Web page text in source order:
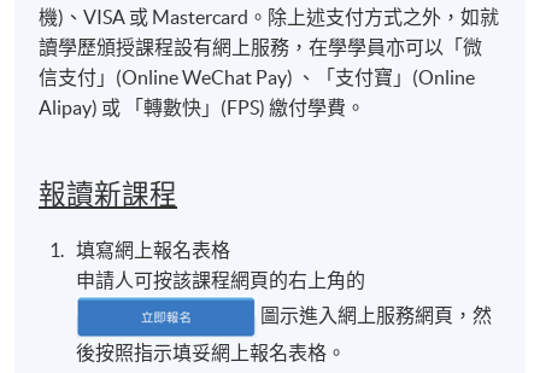
機)、VISA 或 Mastercard。除上述支付方式之外，如就
讀學歷頒授課程設有網上服務，在學學員亦可以「微
信支付」(Online WeChat Pay) 、「支付寶」(Online
Alipay) 或 「轉數快」(FPS) 繳付學費。
報讀新課程
填寫網上報名表格
申請人可按該課程網頁的右上角的
圖示進入網上服務網頁，然
後按照指示填妥網上報名表格。